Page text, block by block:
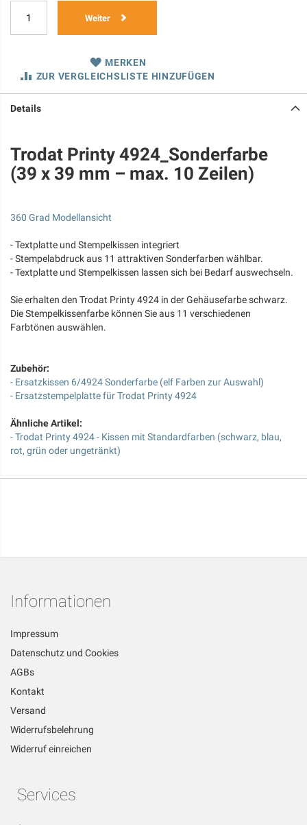
Weiter
MERKEN
ZUR VERGLEICHSLISTE HINZUFÜGEN
Details
Trodat Printy 4924_Sonderfarbe
(39 x 39 mm – max. 10 Zeilen)
360 Grad Modellansicht
- Textplatte und Stempelkissen integriert
- Stempelabdruck aus 11 attraktiven Sonderfarben wählbar.
- Textplatte und Stempelkissen lassen sich bei Bedarf auswechseln.
Sie erhalten den Trodat Printy 4924 in der Gehäusefarbe schwarz.
Die Stempelkissenfarbe können Sie aus 11 verschiedenen
Farbtönen auswählen.
Zubehör:
- Ersatzkissen 6/4924 Sonderfarbe (elf Farben zur Auswahl)
- Ersatzstempelplatte für Trodat Printy 4924
Ähnliche Artikel:
- Trodat Printy 4924 - Kissen mit Standardfarben (schwarz, blau,
rot, grün oder ungetränkt)
Informationen
Impressum
Datenschutz und Cookies
AGBs
Kontakt
Versand
Widerrufsbelehrung
Widerruf einreichen
Services